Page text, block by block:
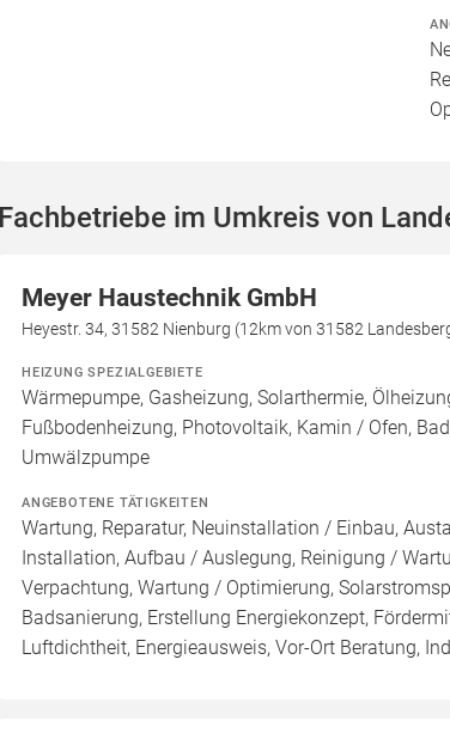
Fachbetriebe im Umkreis von
Meyer Haustechnik GmbH
Heyestr. 34, 31582 Nienburg (12km von 31582
HEIZUNG SPEZIALGEBIETE
Wärmepumpe, Gasheizung, Solarthermie,
Fußbodenheizung, Photovoltaik, Kamin / Ofen,
Umwälzpumpe
ANGEBOTENE TÄTIGKEITEN
Wartung, Reparatur, Neuinstallation / Einbau,
Installation, Aufbau / Auslegung, Reinigung /
Verpachtung, Wartung / Optimierung,
Badsanierung, Erstellung Energiekonzept,
Luftdichtheit, Energieausweis, Vor-Ort Beratung,